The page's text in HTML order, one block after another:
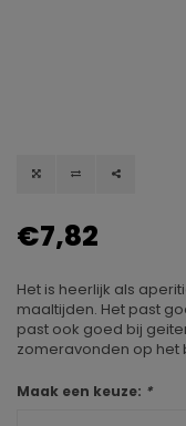
€7,82
Het is heerlijk als
maaltijden. Het past
past ook goed bij
zomeravonden op het
Maak een keuze: *